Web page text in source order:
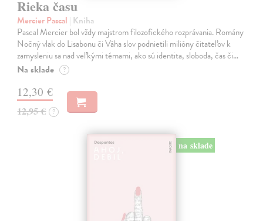
Rieka času
Mercier Pascal | Kniha
Pascal Mercier bol vždy majstrom filozofického rozprávania. Romány
Nočný vlak do Lisabonu či Váha slov podnietili milióny čitateľov k
zamysleniu sa nad veľkými témami, ako sú identita, sloboda, čas či…
Na sklade ?
12,30 €
12,95 € ?
na sklade